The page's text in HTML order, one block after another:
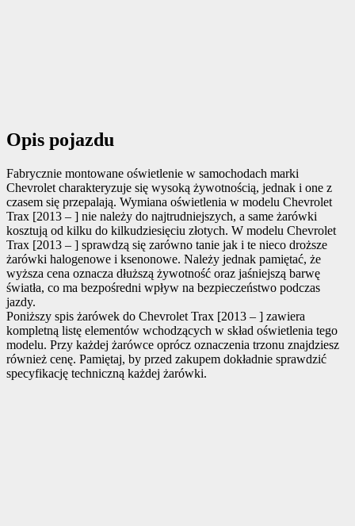
Opis pojazdu
Fabrycznie montowane oświetlenie w samochodach marki
Chevrolet charakteryzuje się wysoką żywotnością, jednak i one z
czasem się przepalają. Wymiana oświetlenia w modelu Chevrolet
Trax [2013 – ] nie należy do najtrudniejszych, a same żarówki
kosztują od kilku do kilkudziesięciu złotych. W modelu Chevrolet
Trax [2013 – ] sprawdzą się zarówno tanie jak i te nieco droższe
żarówki halogenowe i ksenonowe. Należy jednak pamiętać, że
wyższa cena oznacza dłuższą żywotność oraz jaśniejszą barwę
światła, co ma bezpośredni wpływ na bezpieczeństwo podczas
jazdy.
Poniższy spis żarówek do Chevrolet Trax [2013 – ] zawiera
kompletną listę elementów wchodzących w skład oświetlenia tego
modelu. Przy każdej żarówce oprócz oznaczenia trzonu znajdziesz
również cenę. Pamiętaj, by przed zakupem dokładnie sprawdzić
specyfikację techniczną każdej żarówki.